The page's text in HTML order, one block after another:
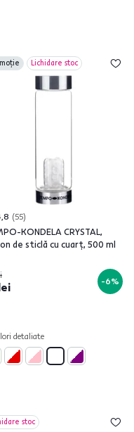
Lichidare stoc
55
KONDELA CRYSTAL,
de sticlă cu cuarţ, 500 ml
-6%
detaliate
stoc